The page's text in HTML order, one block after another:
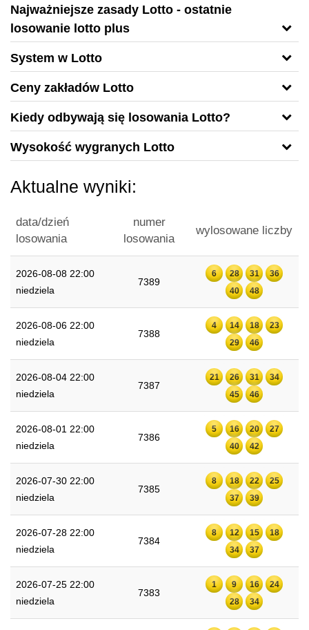
Najważniejsze zasady Lotto - ostatnie
losowanie lotto plus
System w Lotto
Ceny zakładów Lotto
Kiedy odbywają się losowania Lotto?
Wysokość wygranych Lotto
Aktualne wyniki:
data/dzień
losowania
numer
losowania
wylosowane liczby
2026-08-08 22:00
niedziela
7389
6 28 31
36
40
48
2026-08-06 22:00
niedziela
7388
4 14 18
23
29
46
2026-08-04 22:00
niedziela
7387
21 26 31
34
45
46
2026-08-01 22:00
niedziela
7386
5 16 20
27
40
42
2026-07-30 22:00
niedziela
7385
8 18 22
25
37
39
2026-07-28 22:00
niedziela
7384
8 12 15
18
34
37
2026-07-25 22:00
niedziela
7383
1 9 16
24
28
34